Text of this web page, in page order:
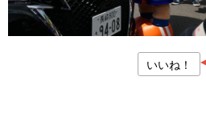
いいね！